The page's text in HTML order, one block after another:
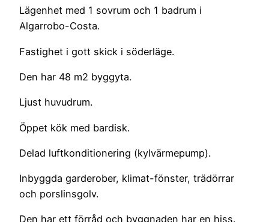
Lägenhet med 1 sovrum och 1 badrum i
Algarrobo-Costa.
Fastighet i gott skick i söderläge.
Den har 48 m2 byggyta.
Ljust huvudrum.
Öppet kök med bardisk.
Delad luftkonditionering (kylvärmepump).
Inbyggda garderober, klimat-fönster, trädörrar
och porslinsgolv.
Den har ett förråd och byggnaden har en hiss.